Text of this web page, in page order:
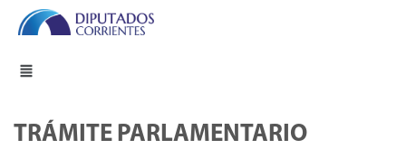
TRÁMITE PARLAMENTARIO